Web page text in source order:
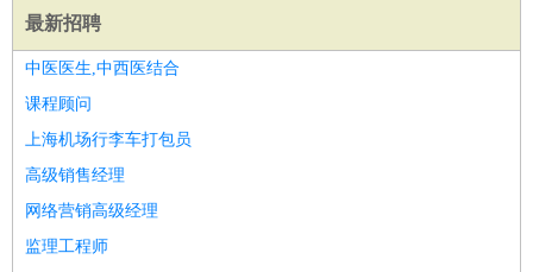
最新招聘
中医医生,中西医结合
课程顾问
上海机场行李车打包员
高级销售经理
网络营销高级经理
监理工程师